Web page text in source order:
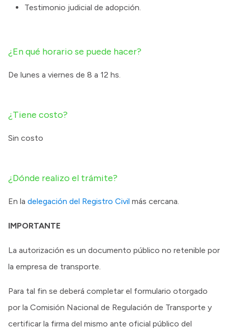
Testimonio judicial de adopción.
¿En qué horario se puede hacer?
De lunes a viernes de 8 a 12 hs.
¿Tiene costo?
Sin costo
¿Dónde realizo el trámite?
En la delegación del Registro Civil más cercana.
IMPORTANTE
La autorización es un documento público no retenible por
la empresa de transporte.
Para tal fin se deberá completar el formulario otorgado
por la Comisión Nacional de Regulación de Transporte y
certificar la firma del mismo ante oficial público del